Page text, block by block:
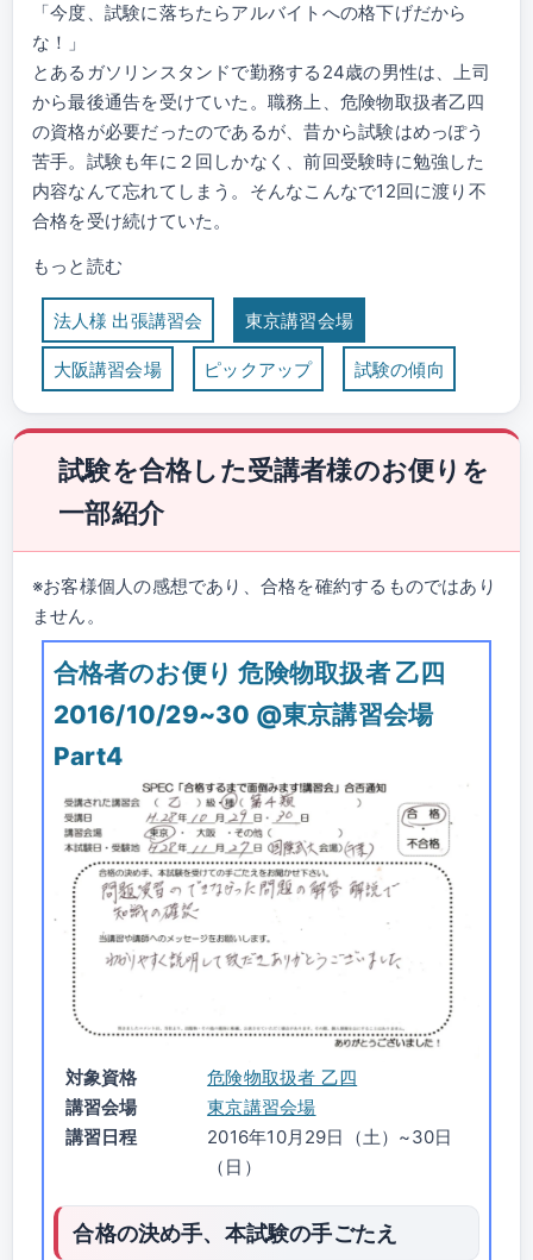
「今度、試験に落ちたらアルバイトへの格下げだから
な！」
とあるガソリンスタンドで勤務する24歳の男性は、上司
から最後通告を受けていた。職務上、危険物取扱者乙四
の資格が必要だったのであるが、昔から試験はめっぽう
苦手。試験も年に２回しかなく、前回受験時に勉強した
内容なんて忘れてしまう。そんなこんなで12回に渡り不
合格を受け続けていた。
もっと読む
法人様 出張講習会 東京講習会場
大阪講習会場 ピックアップ 試験の傾向
試験を合格した受講者様のお便りを
一部紹介
※お客様個人の感想であり、合格を確約するものではあり
ません。
合格者のお便り 危険物取扱者 乙四
2016/10/29~30 @東京講習会場
Part4
対象資格
危険物取扱者 乙四
講習会場
東京講習会場
講習日程
2016年10月29日（土）~30日
（日）
合格の決め手、本試験の手ごたえ